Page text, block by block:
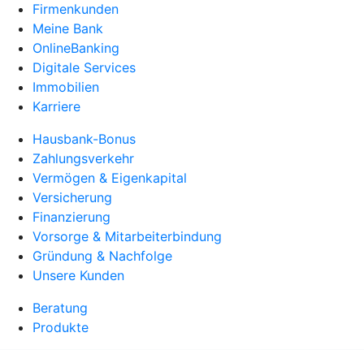
Firmenkunden
Meine Bank
OnlineBanking
Digitale Services
Immobilien
Karriere
Hausbank-Bonus
Zahlungsverkehr
Vermögen & Eigenkapital
Versicherung
Finanzierung
Vorsorge & Mitarbeiterbindung
Gründung & Nachfolge
Unsere Kunden
Beratung
Produkte